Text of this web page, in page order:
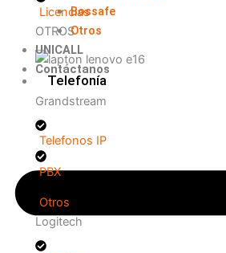
Licencias
OTROS
Telefonía
Grandstream
Telefonos IP
PBX
Otros
Logitech
Bossafe
Otros
UNICALL
Contáctanos